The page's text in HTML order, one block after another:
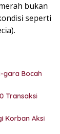
bukan
seperti
gara Bocah
Transaksi
Korban Aksi